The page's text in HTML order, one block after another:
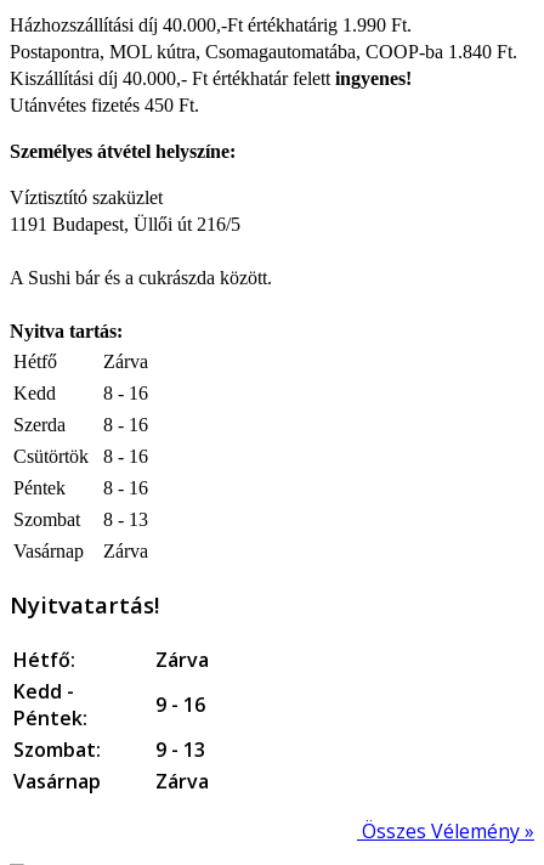
Házhozszállítási díj 40.000,-Ft értékhatárig 1.990 Ft.
Postapontra, MOL kútra, Csomagautomatába, COOP-ba 1.840 Ft.
Kiszállítási díj 40.000,- Ft értékhatár felett ingyenes!
Utánvétes fizetés 450 Ft.
Személyes átvétel helyszíne:
Víztisztító szaküzlet
1191 Budapest, Üllői út 216/5
A Sushi bár és a cukrászda között.
Nyitva tartás:
Hétfő
Zárva
Kedd
8 - 16
Szerda
8 - 16
Csütörtök
8 - 16
Péntek
8 - 16
Szombat
8 - 13
Vasárnap
Zárva
Nyitvatartás!
Hétfő:
Zárva
Kedd -
Péntek:
9 - 16
Szombat:
9 - 13
Vasárnap
Zárva
Összes Vélemény »